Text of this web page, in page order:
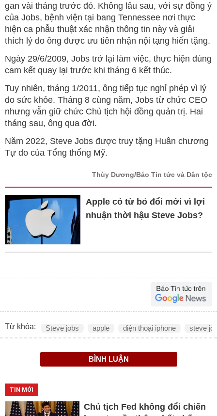
gan vài tháng trước đó. Không lâu sau, với sự đồng ý
của Jobs, bệnh viện tại bang Tennessee nơi thực
hiện ca phẫu thuật xác nhận thông tin này và giải
thích lý do ông được ưu tiên nhận nội tạng hiến tặng.
Ngày 29/6/2009, Jobs trở lại làm việc, thực hiện đúng
cam kết quay lại trước khi tháng 6 kết thúc.
Tuy nhiên, tháng 1/2011, ông tiếp tục nghỉ phép vì lý
do sức khỏe. Tháng 8 cùng năm, Jobs từ chức CEO
nhưng vẫn giữ chức Chủ tịch hội đồng quản trị. Hai
tháng sau, ông qua đời.
Năm 2022, Steve Jobs được truy tặng Huân chương
Tự do của Tổng thống Mỹ.
Thùy Dương/Báo Tin tức và Dân tộc
Apple có từ bỏ đổi mới vì lợi
nhuận thời hậu Steve Jobs?
Từ khóa: Steve jobs apple điện thoại iphone steve
BÌNH LUẬN
TIN MỚI
Chủ tịch Fed không đổi chiến